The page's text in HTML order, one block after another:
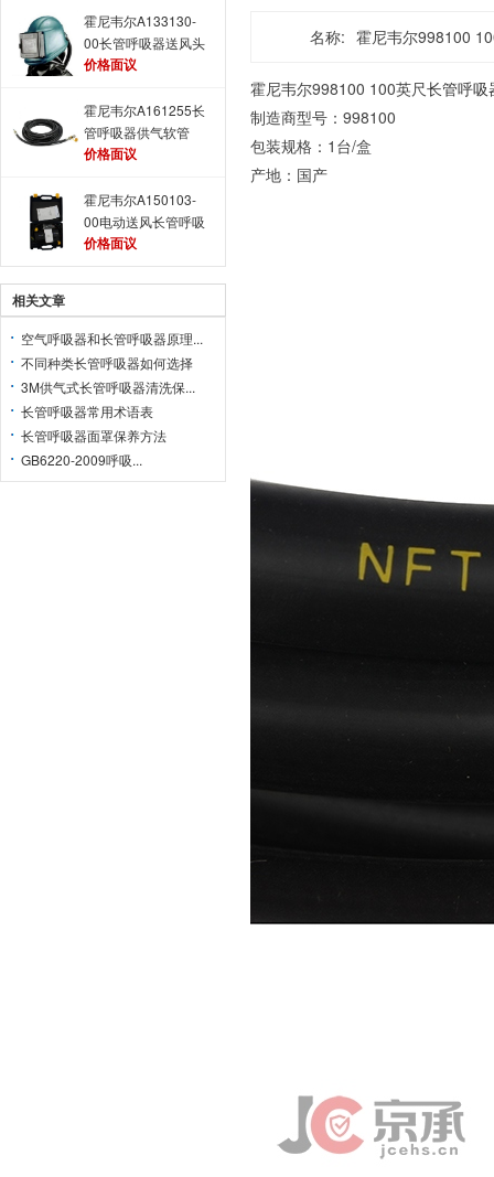
霍尼韦尔A133130-
00长管呼吸器送风头
盔
价格面议
霍尼韦尔A161255长
管呼吸器供气软管
（30米） 中压气源
价格面议
霍尼韦尔A150103-
00电动送风长管呼吸
器
价格面议
相关文章
空气呼吸器和长管呼吸器原理...
不同种类长管呼吸器如何选择
3M供气式长管呼吸器清洗保...
长管呼吸器常用术语表
长管呼吸器面罩保养方法
GB6220-2009呼吸...
名称: 霍尼韦尔998100
霍尼韦尔998100 100英尺长管呼吸
制造商型号：998100
包装规格：1台/盒
产地：国产